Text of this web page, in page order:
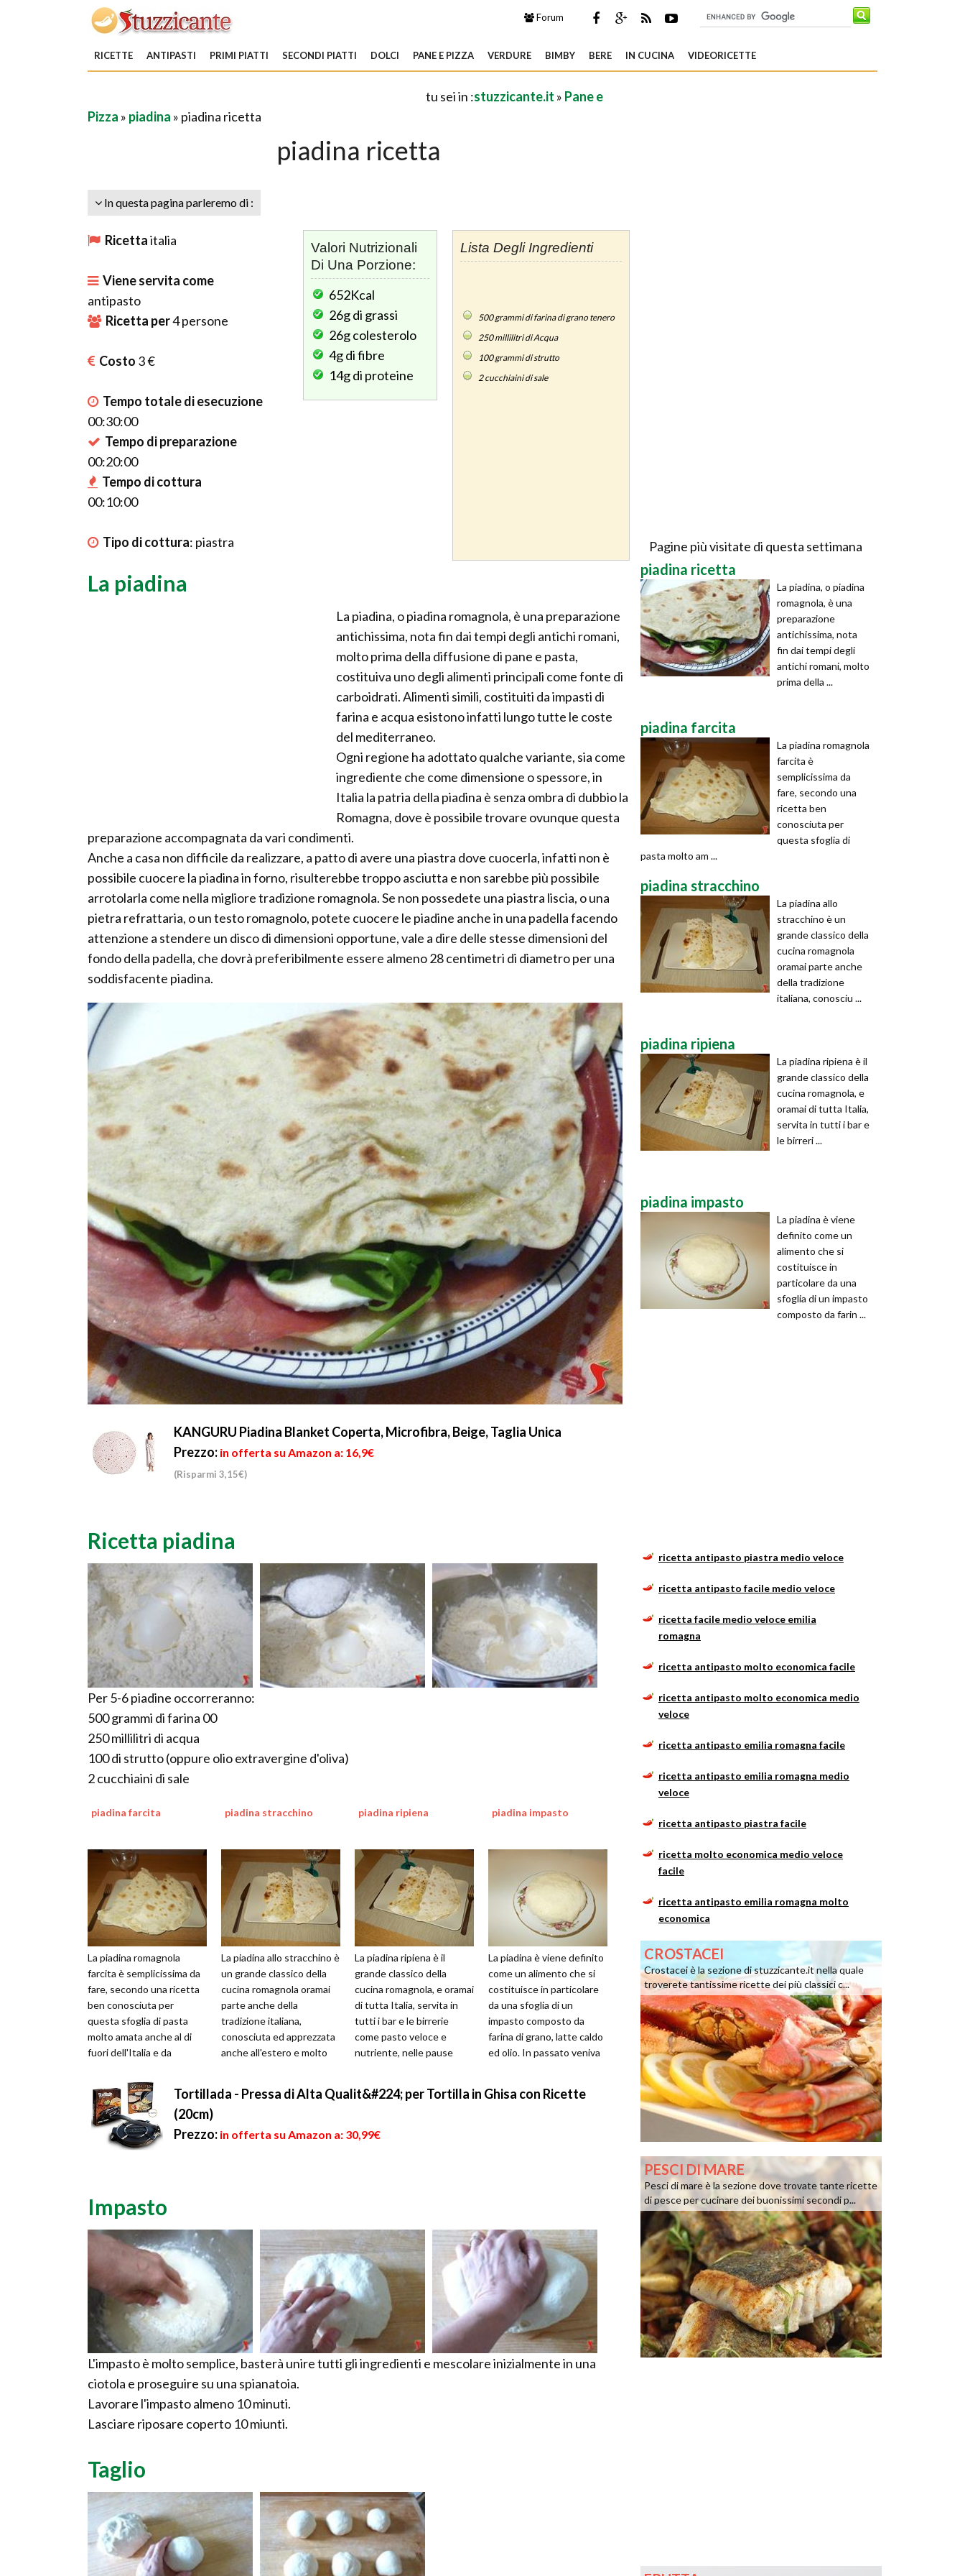
Forum
RICETTE ANTIPASTI PRIMI PIATTI SECONDI PIATTI DOLCI PANE E PIZZA VERDURE BIMBY BERE IN CUCINA VIDEORICETTE
tu sei in :stuzzicante.it » Pane e
Pizza » piadina » piadina ricetta
piadina ricetta
In questa pagina parleremo di :
Ricettaitalia
Viene servita come
antipasto
Ricetta per4persone
Costo 3 €
Tempo totale di esecuzione
00:30:00
Tempo di preparazione
00:20:00
Tempo di cottura
00:10:00
Tipo di cottura: piastra
Lista Degli Ingredienti
500grammi di farina di grano tenero
250millilitri di Acqua
100grammi di strutto
2cucchiaini di sale
Valori Nutrizionali
Di Una Porzione:
652Kcal
26gdi grassi
26gcolesterolo
4gdi fibre
14gdi proteine
La piadina
La piadina, o piadina romagnola, è una preparazione
antichissima, nota fin dai tempi degli antichi romani,
molto prima della diffusione di pane e pasta,
costituiva uno degli alimenti principali come fonte di
carboidrati. Alimenti simili, costituiti da impasti di
farina e acqua esistono infatti lungo tutte le coste
del mediterraneo.
Ogni regione ha adottato qualche variante, sia come
ingrediente che come dimensione o spessore, in
Italia la patria della piadina è senza ombra di dubbio la
Romagna, dove è possibile trovare ovunque questa
preparazione accompagnata da vari condimenti.
Anche a casa non difficile da realizzare, a patto di avere una piastra dove cuocerla, infatti non è
possibile cuocere la piadina in forno, risulterebbe troppo asciutta e non sarebbe più possibile
arrotolarla come nella migliore tradizione romagnola. Se non possedete una piastra liscia, o una
pietra refrattaria, o un testo romagnolo, potete cuocere le piadine anche in una padella facendo
attenzione a stendere un disco di dimensioni opportune, vale a dire delle stesse dimensioni del
fondo della padella, che dovrà preferibilmente essere almeno 28 centimetri di diametro per una
soddisfacente piadina.
KANGURU Piadina Blanket Coperta, Microfibra, Beige, Taglia Unica
Prezzo: in offerta su Amazon a: 16,9€
(Risparmi 3,15€)
Ricetta piadina
Per 5-6 piadine occorreranno:
500 grammi di farina 00
250 millilitri di acqua
100 di strutto (oppure olio extravergine d'oliva)
2 cucchiaini di sale
piadina farcita
La piadina romagnola
farcita è semplicissima da
fare, secondo una ricetta
ben conosciuta per
questa sfoglia di pasta
molto amata anche al di
fuori dell'Italia e da
Originaria infatti...
piadina stracchino
La piadina allo stracchino è
un grande classico della
cucina romagnola oramai
parte anche della
tradizione italiana,
conosciuta ed apprezzata
anche all'estero e molto
piadina ripiena
La piadina ripiena è il
grande classico della
cucina romagnola, e oramai
di tutta Italia, servita in
tutti i bar e le birrerie
come pasto veloce e
nutriente, nelle pause
piadina impasto
La piadina è viene definito
come un alimento che si
costituisce in particolare
da una sfoglia di un
impasto composto da
farina di grano, latte caldo
ed olio. In passato veniva
Tortillada - Pressa di Alta Qualit&#224; per Tortilla in Ghisa con Ricette
(20cm)
Prezzo: in offerta su Amazon a: 30,99€
Impasto
L'impasto è molto semplice, basterà unire tutti gli ingredienti e mescolare inizialmente in una
ciotola e proseguire su una spianatoia.
Lavorare l'impasto almeno 10 minuti.
Lasciare riposare coperto 10 miunti.
Taglio
Pagine più visitate di questa settimana
piadina ricetta
La piadina, o piadina
romagnola, è una
preparazione
antichissima, nota
fin dai tempi degli
antichi romani, molto
prima della ...
piadina farcita
La piadina romagnola
farcita è
semplicissima da
fare, secondo una
ricetta ben
conosciuta per
questa sfoglia di
pasta molto am ...
piadina stracchino
La piadina allo
stracchino è un
grande classico della
cucina romagnola
oramai parte anche
della tradizione
italiana, conosciu ...
piadina ripiena
La piadina ripiena è il
grande classico della
cucina romagnola, e
oramai di tutta Italia,
servita in tutti i bar e
le birreri ...
piadina impasto
La piadina è viene
definito come un
alimento che si
costituisce in
particolare da una
sfoglia di un impasto
composto da farin ...
ricetta antipasto piastra medio veloce
ricetta antipasto facile medio veloce
ricetta facile medio veloce emilia
romagna
ricetta antipasto molto economica facile
ricetta antipasto molto economica medio
veloce
ricetta antipasto emilia romagna facile
ricetta antipasto emilia romagna medio
veloce
ricetta antipasto piastra facile
ricetta molto economica medio veloce
facile
ricetta antipasto emilia romagna molto
economica
CROSTACEI
Crostacei è la sezione di stuzzicante.it nella quale
troverete tantissime ricette dei più classici c...
PESCI DI MARE
Pesci di mare è la sezione dove trovate tante ricette
di pesce per cucinare dei buonissimi secondi p...